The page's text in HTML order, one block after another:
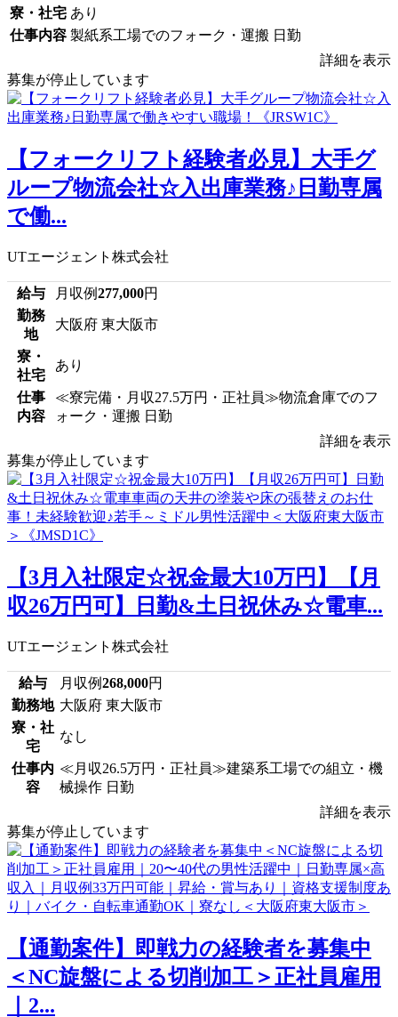
寮・社宅 あり
仕事内容 製紙系工場でのフォーク・運搬 日勤
詳細を表示
募集が停止しています
【フォークリフト経験者必見】大手グ
ループ物流会社☆入出庫業務♪日勤専属
で働...
UTエージェント株式会社
給与 月収例277,000円
勤務
地
大阪府 東大阪市
寮・
社宅
あり
仕事
内容
≪寮完備・月収27.5万円・正社員≫物流倉庫でのフ
ォーク・運搬 日勤
詳細を表示
募集が停止しています
【3月入社限定☆祝金最大10万円】【月
収26万円可】日勤&土日祝休み☆電車...
UTエージェント株式会社
給与 月収例268,000円
勤務地 大阪府 東大阪市
寮・社
宅
なし
仕事内
容
≪月収26.5万円・正社員≫建築系工場での組立・機
械操作 日勤
詳細を表示
募集が停止しています
【通勤案件】即戦力の経験者を募集中
＜NC旋盤による切削加工＞正社員雇用
｜2...